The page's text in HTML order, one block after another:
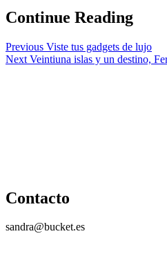
Continue Reading
Previous Viste tus gadgets de lujo
Next Veintiuna islas y un destino,
Contacto
sandra@bucket.es